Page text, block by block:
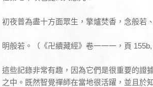
初夜普為盡十方面眾生，擎爐焚香，念般若
明般若。（《卍續藏經》卷一一一，頁 155b,
這些記錄非常有趣，因為它們是很重要的證
之中。既然智覺禪師在當地很活躍，並且於